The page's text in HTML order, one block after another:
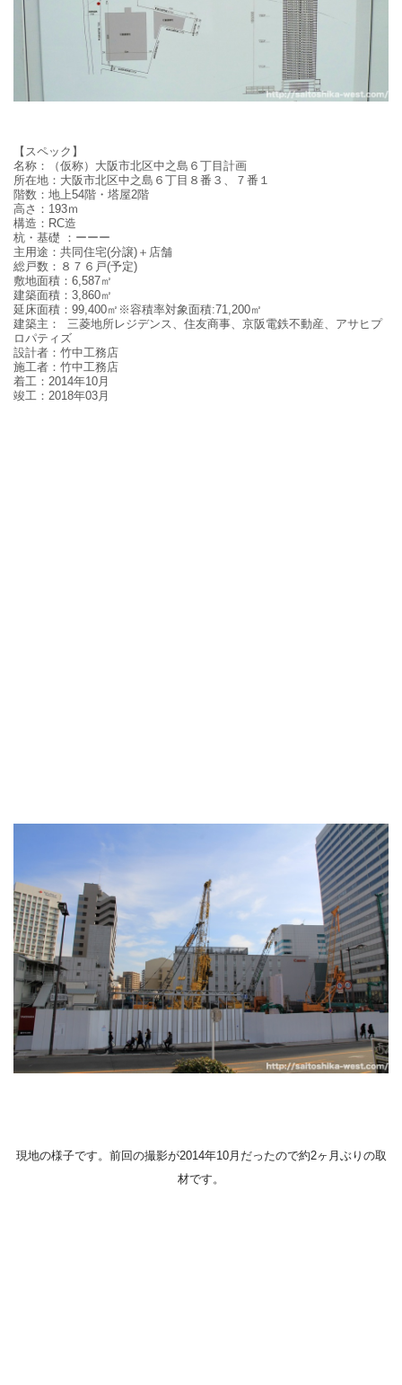
【スペック】
名称：
（仮称）大阪市北区中之島６丁目計画
所在地： 大阪市北区中之島６丁目８番３、７番１
階数： 地上54階・塔屋2階
高さ： 193ｍ
構造： RC造
杭・基礎
：ーーー
主用途： 共同住宅(分譲) ＋店舗
総戸数： ８７６戸(予定)
敷地面積： 6,587㎡
建築面積： 3,860㎡
延床面積： 99,400㎡※容積率対象面積:71,200㎡
建築主：
三菱地所レジデンス、住友商事、京阪電鉄不動産、アサヒプ
ロパティズ
設計者： 竹中工務店
施工者： 竹中工務店
着工：2014年10月
竣工： 2018年03月
現地の様子です。前回の撮影が2014年10月だったので約2ヶ月ぶりの取
材です。